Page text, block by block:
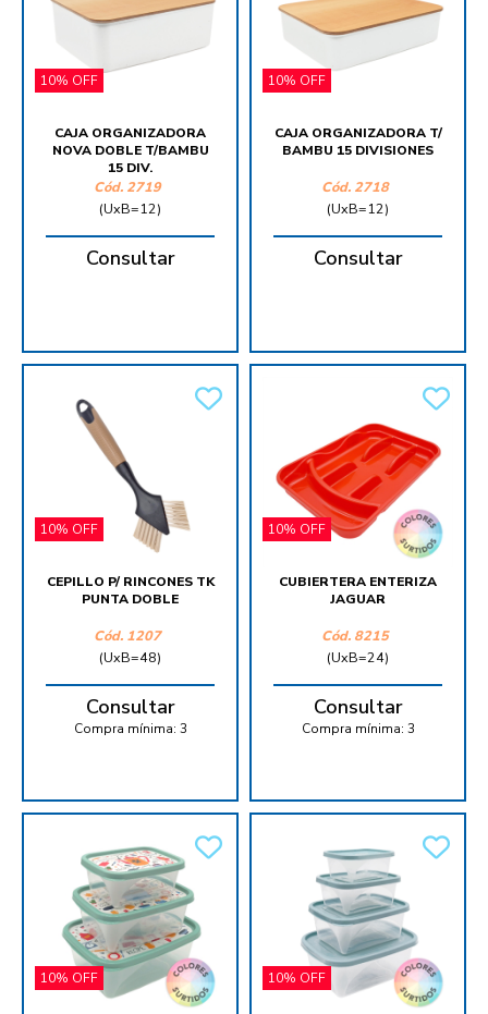
10% OFF
CAJA ORGANIZADORA
NOVA DOBLE T/BAMBU
15 DIV.
Cód. 2719
(UxB=12)
Consultar
10% OFF
CAJA ORGANIZADORA T/
BAMBU 15 DIVISIONES
Cód. 2718
(UxB=12)
Consultar
10% OFF
CEPILLO P/ RINCONES TK
PUNTA DOBLE
Cód. 1207
(UxB=48)
Consultar
Compra mínima: 3
10% OFF
CUBIERTERA ENTERIZA
JAGUAR
Cód. 8215
(UxB=24)
Consultar
Compra mínima: 3
10% OFF 10% OFF